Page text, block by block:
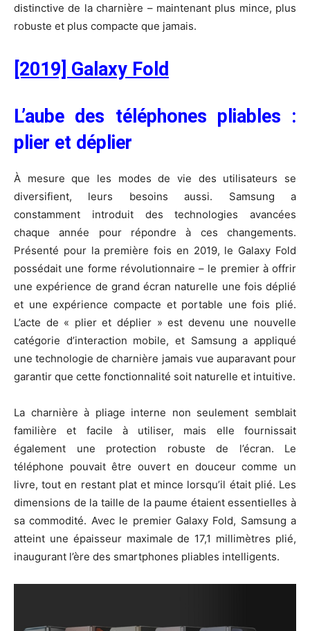
distinctive de la charnière – maintenant plus mince, plus
robuste et plus compacte que jamais.
[2019] Galaxy Fold
L’aube des téléphones pliables :
plier et déplier
À mesure que les modes de vie des utilisateurs se
diversifient, leurs besoins aussi. Samsung a
constamment introduit des technologies avancées
chaque année pour répondre à ces changements.
Présenté pour la première fois en 2019, le Galaxy Fold
possédait une forme révolutionnaire – le premier à offrir
une expérience de grand écran naturelle une fois déplié
et une expérience compacte et portable une fois plié.
L’acte de « plier et déplier » est devenu une nouvelle
catégorie d’interaction mobile, et Samsung a appliqué
une technologie de charnière jamais vue auparavant pour
garantir que cette fonctionnalité soit naturelle et intuitive.
La charnière à pliage interne non seulement semblait
familière et facile à utiliser, mais elle fournissait
également une protection robuste de l’écran. Le
téléphone pouvait être ouvert en douceur comme un
livre, tout en restant plat et mince lorsqu’il était plié. Les
dimensions de la taille de la paume étaient essentielles à
sa commodité. Avec le premier Galaxy Fold, Samsung a
atteint une épaisseur maximale de 17,1 millimètres plié,
inaugurant l’ère des smartphones pliables intelligents.